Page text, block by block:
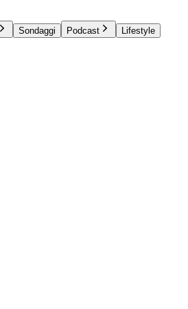
Sondaggi Podcast
Lifestyle